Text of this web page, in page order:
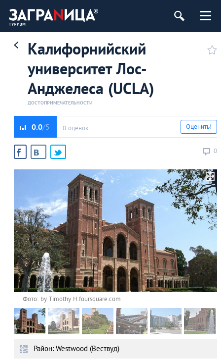
Калифорнийский
университет Лос-
Анджелеса (UCLA)
ДОСТОПРИМЕЧАТЕЛЬНОСТИ
0.0 0 оценок
0
Оценить!
Фото: by Timothy H.foursquare.com
Район: Westwood (Вествуд)